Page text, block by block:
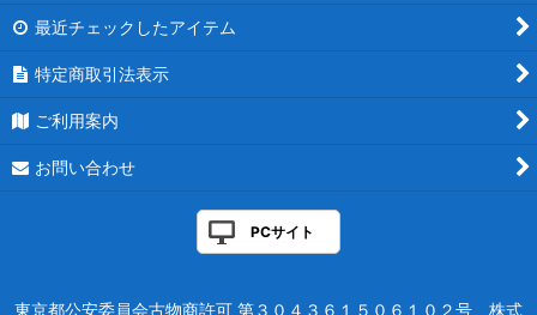
最近チェックしたアイテム
特定商取引法表示
ご利用案内
お問い合わせ
PCサイト
東京都公安委員会古物商許可 第３０４３６１５０６１０２号 株式